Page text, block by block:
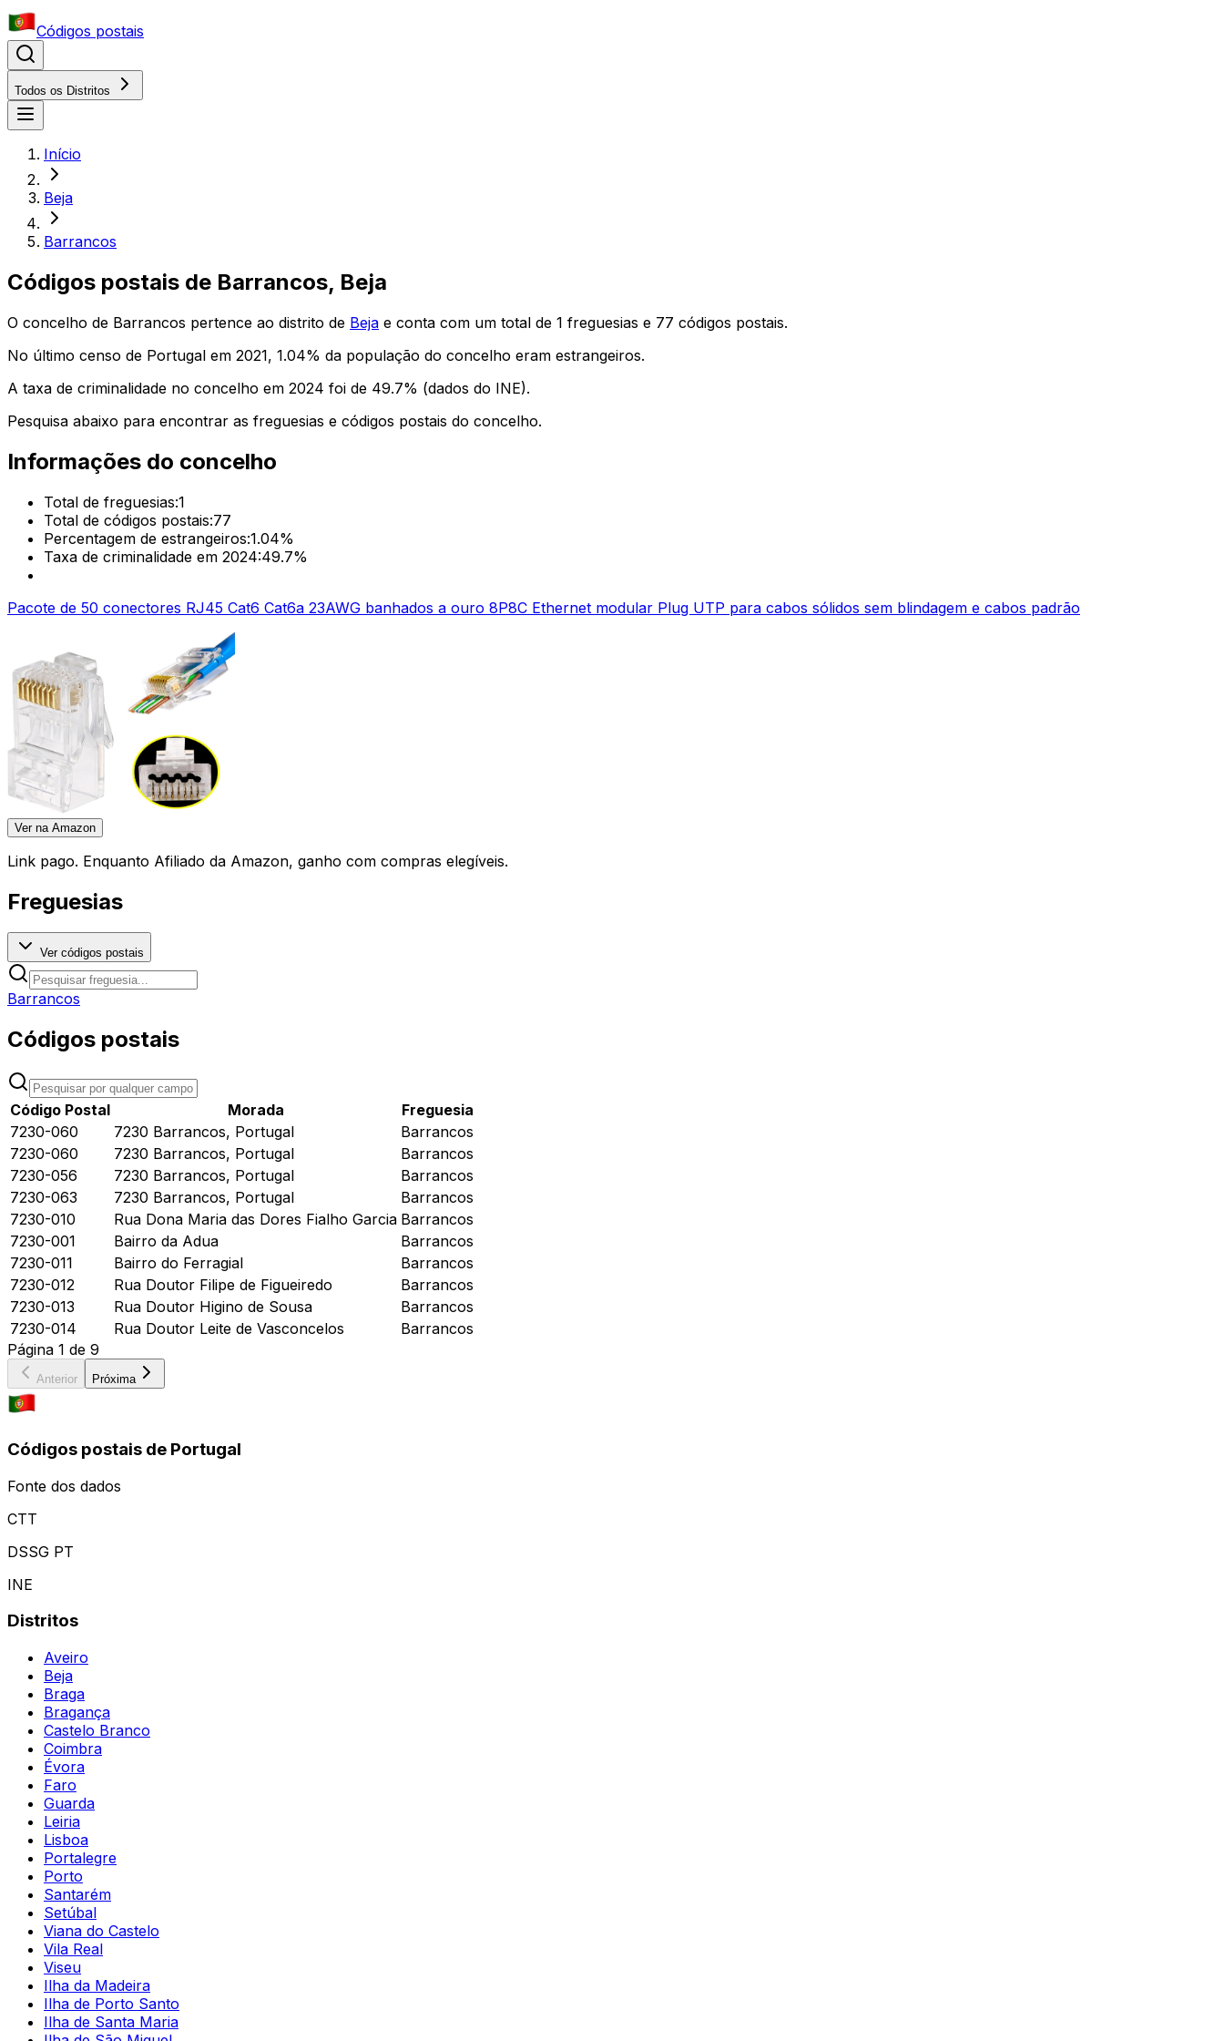
Códigos postais
Todos os Distritos
Início
Beja
Barrancos
Códigos postais de Barrancos, Beja
O concelho de Barrancos pertence ao distrito de Beja e conta com um total de 1 freguesias e 77 códigos postais.
No último censo de Portugal em 2021, 1.04% da população do concelho eram estrangeiros.
A taxa de criminalidade no concelho em 2024 foi de 49.7% (dados do INE).
Pesquisa abaixo para encontrar as freguesias e códigos postais do concelho.
Informações do concelho
Total de freguesias:1
Total de códigos postais:77
Percentagem de estrangeiros:1.04%
Taxa de criminalidade em 2024:49.7%
Pacote de 50 conectores RJ45 Cat6 Cat6a 23AWG banhados a ouro 8P8C Ethernet modular Plug UTP para cabos sólidos sem blindagem e cabos padrão
Ver na Amazon
Link pago. Enquanto Afiliado da Amazon, ganho com compras elegíveis.
Freguesias
Ver códigos postais
Barrancos
Códigos postais
Código Postal Morada
Freguesia
7230-060
7230 Barrancos, Portugal
Barrancos
7230-060
7230 Barrancos, Portugal
Barrancos
7230-056
7230 Barrancos, Portugal
Barrancos
7230-063
7230 Barrancos, Portugal
Barrancos
7230-010
Rua Dona Maria das Dores Fialho Garcia Barrancos
7230-001
Bairro da Adua
Barrancos
7230-011
Bairro do Ferragial
Barrancos
7230-012
Rua Doutor Filipe de Figueiredo
Barrancos
7230-013
Rua Doutor Higino de Sousa
Barrancos
7230-014
Rua Doutor Leite de Vasconcelos
Barrancos
Página 1 de 9
Anterior Próxima
Códigos postais de Portugal
Fonte dos dados
CTT
DSSG PT
INE
Distritos
Aveiro
Beja
Braga
Bragança
Castelo Branco
Coimbra
Évora
Faro
Guarda
Leiria
Lisboa
Portalegre
Porto
Santarém
Setúbal
Viana do Castelo
Vila Real
Viseu
Ilha da Madeira
Ilha de Porto Santo
Ilha de Santa Maria